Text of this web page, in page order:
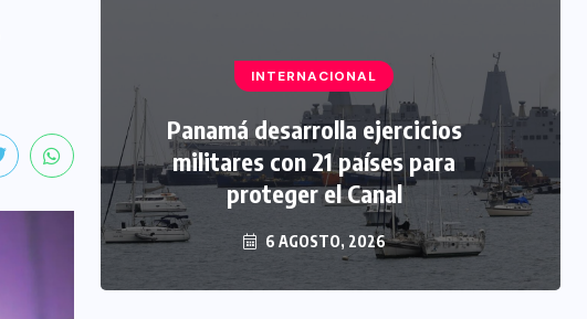
INTERNACIONAL
Panamá desarrolla ejercicios
militares con 21 países para
proteger el Canal
6 AGOSTO, 2026